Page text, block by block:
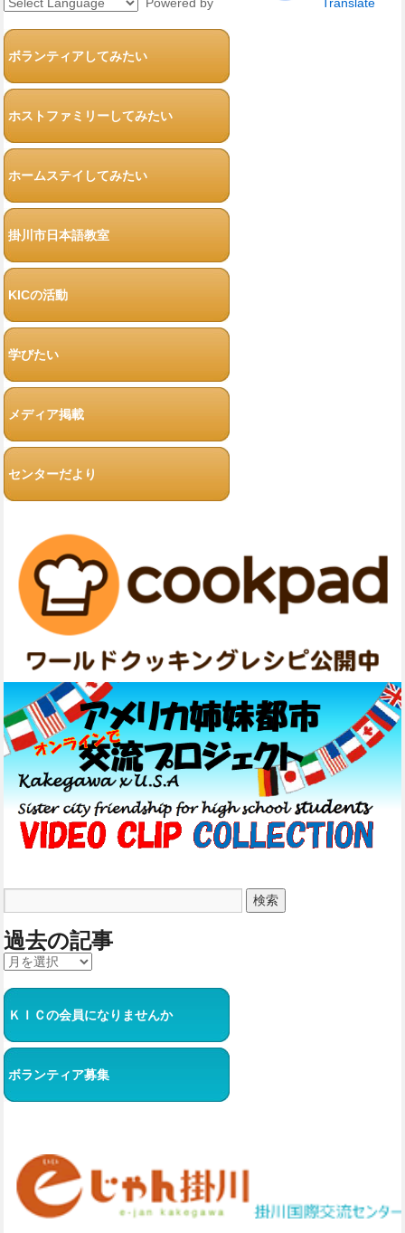
ボランティアしてみたい
ホストファミリーしてみたい
ホームステイしてみたい
掛川市日本語教室
KICの活動
学びたい
メディア掲載
センターだより
過去の記事
ＫＩＣの会員になりませんか
ボランティア募集